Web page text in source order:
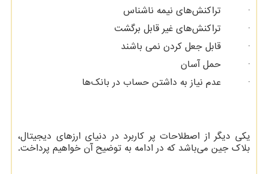
· تراکنش‌های نیمه ناشناس
· تراکنش‌های غیر قابل برگشت
· قابل جعل کردن نمی باشند
· حمل آسان
· عدم نیاز به داشتن حساب در بانک‌ها
یکی دیگر از اصطلاحات پر کاربرد در دنیای ارزهای دیجیتال،
بلاک جین می‌باشد که در ادامه به توضیح آن خواهیم پرداخت.